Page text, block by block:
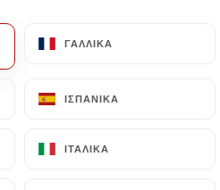
ΓΑΛΛΙΚΆ
ΙΣΠΑΝΙΚΆ
ΙΤΑΛΙΚΆ
ΓΑΛΛΙΚΆ
ΙΣΠΑΝΙΚΆ
ΙΤΑΛΙΚΆ